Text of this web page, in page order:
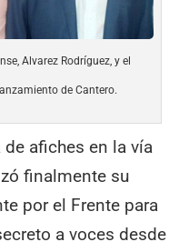
Alvarez Rodríguez, y el
de Cantero.
afiches en la vía
finalmente su
por el Frente para
a voces desde